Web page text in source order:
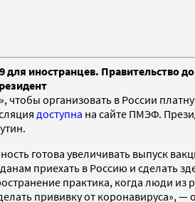
для иностранцев.
чтобы организовать в России
доступна на сайте ПМЭФ.
готова увеличивать выпуск
приехать в Россию и сделать
практика, когда люди
прививку от коронавируса», —